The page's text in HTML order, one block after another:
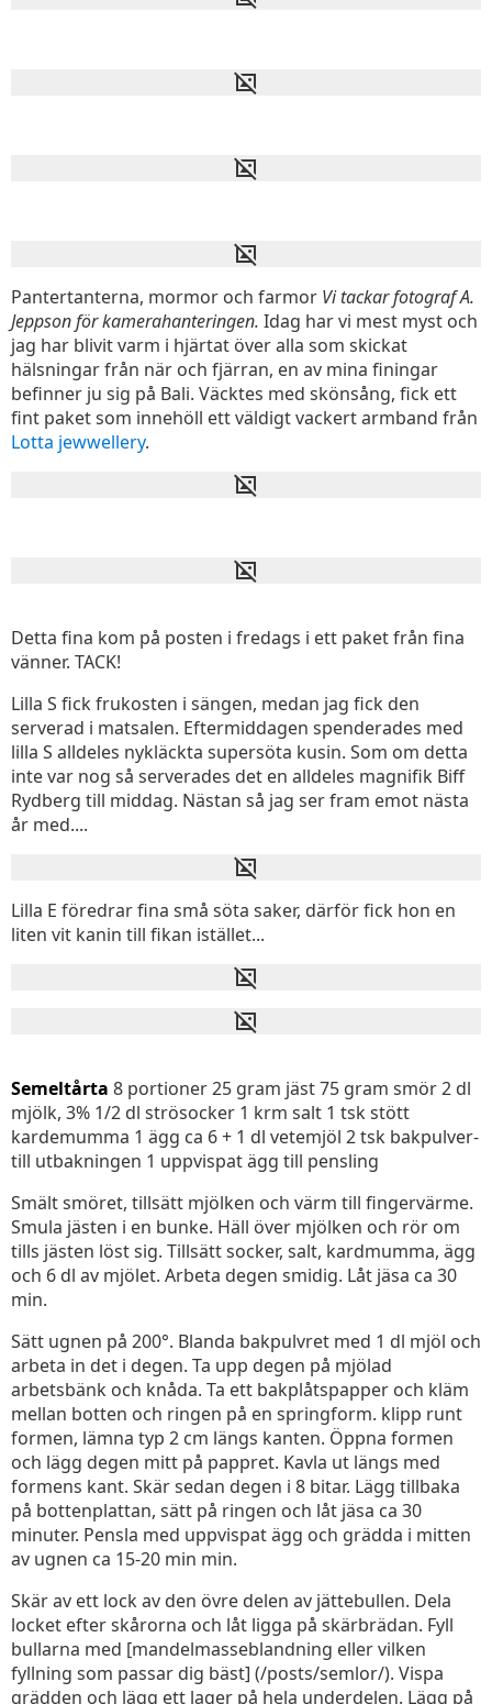
Pantertanterna, mormor och farmor Vi tackar fotograf A.
Jeppson för kamerahanteringen. Idag har vi mest myst och
jag har blivit varm i hjärtat över alla som skickat
hälsningar från när och fjärran, en av mina finingar
befinner ju sig på Bali. Väcktes med skönsång, fick ett
fint paket som innehöll ett väldigt vackert armband från
Lotta jewwellery.
Detta fina kom på posten i fredags i ett paket från fina
vänner. TACK!
Lilla S fick frukosten i sängen, medan jag fick den
serverad i matsalen. Eftermiddagen spenderades med
lilla S alldeles nykläckta supersöta kusin. Som om detta
inte var nog så serverades det en alldeles magnifik Biff
Rydberg till middag. Nästan så jag ser fram emot nästa
år med....
Lilla E föredrar fina små söta saker, därför fick hon en
liten vit kanin till fikan istället...
Semeltårta 8 portioner 25 gram jäst 75 gram smör 2 dl
mjölk, 3% 1/2 dl strösocker 1 krm salt 1 tsk stött
kardemumma 1 ägg ca 6 + 1 dl vetemjöl 2 tsk bakpulver-
till utbakningen 1 uppvispat ägg till pensling
Smält smöret, tillsätt mjölken och värm till fingervärme.
Smula jästen i en bunke. Häll över mjölken och rör om
tills jästen löst sig. Tillsätt socker, salt, kardmumma, ägg
och 6 dl av mjölet. Arbeta degen smidig. Låt jäsa ca 30
min.
Sätt ugnen på 200°. Blanda bakpulvret med 1 dl mjöl och
arbeta in det i degen. Ta upp degen på mjölad
arbetsbänk och knåda. Ta ett bakplåtspapper och kläm
mellan botten och ringen på en springform. klipp runt
formen, lämna typ 2 cm längs kanten. Öppna formen
och lägg degen mitt på pappret. Kavla ut längs med
formens kant. Skär sedan degen i 8 bitar. Lägg tillbaka
på bottenplattan, sätt på ringen och låt jäsa ca 30
minuter. Pensla med uppvispat ägg och grädda i mitten
av ugnen ca 15-20 min min.
Skär av ett lock av den övre delen av jättebullen. Dela
locket efter skårorna och låt ligga på skärbrädan. Fyll
bullarna med [mandelmasseblandning eller vilken
fyllning som passar dig bäst] (/posts/semlor/). Vispa
grädden och lägg ett lager på hela underdelen. Lägg på